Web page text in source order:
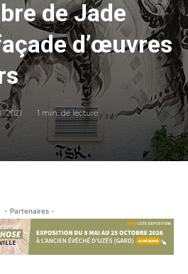
de Jade
d’œuvres
2021 1 min. de lecture
- Partenaires -